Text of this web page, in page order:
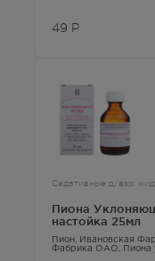
49 Р
Седативные д/взр
Пиона
настойка 25мл
Пион , Ивановская
Фабрика ОАО,